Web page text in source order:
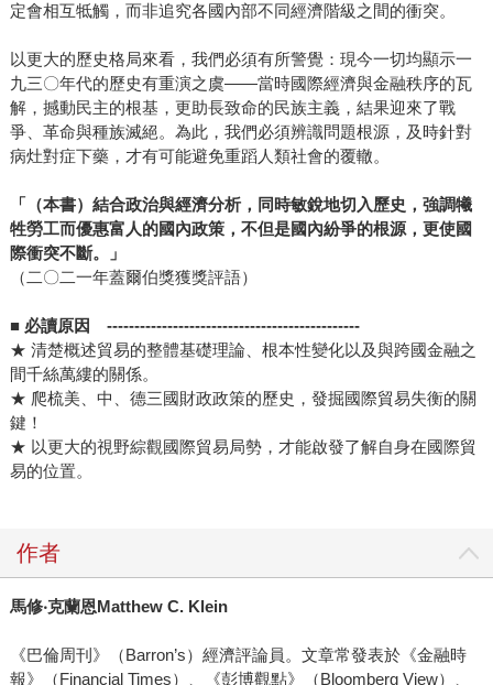
定會相互牴觸，而非追究各國內部不同經濟階級之間的衝突。
以更大的歷史格局來看，我們必須有所警覺：現今一切均顯示一
九三〇年代的歷史有重演之虞——當時國際經濟與金融秩序的瓦
解，撼動民主的根基，更助長致命的民族主義，結果迎來了戰
爭、革命與種族滅絕。為此，我們必須辨識問題根源，及時針對
病灶對症下藥，才有可能避免重蹈人類社會的覆轍。
「（本書）結合政治與經濟分析，同時敏銳地切入歷史，強調犧
牲勞工而優惠富人的國內政策，不但是國內紛爭的根源，更使國
際衝突不斷。」
（二〇二一年蓋爾伯獎獲獎評語）
■ 必讀原因 ----------------------------------------------
★ 清楚概述貿易的整體基礎理論、根本性變化以及與跨國金融之
間千絲萬縷的關係。
★ 爬梳美、中、德三國財政政策的歷史，發掘國際貿易失衡的關
鍵！
★ 以更大的視野綜觀國際貿易局勢，才能啟發了解自身在國際貿
易的位置。
作者
馬修‧克蘭恩Matthew C. Klein
《巴倫周刊》（Barron’s）經濟評論員。文章常發表於《金融時
報》（Financial Times）、《彭博觀點》（Bloomberg View）、